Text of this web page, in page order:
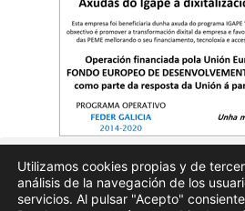
Quienes somos Publicidad Aviso
Utilizamos cookies propias y de
análisis de la navegación de los
servicios. Al pulsar "Acepto"